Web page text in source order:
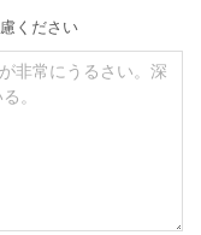
ください